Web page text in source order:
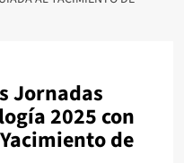
Jornadas
2025 con
de